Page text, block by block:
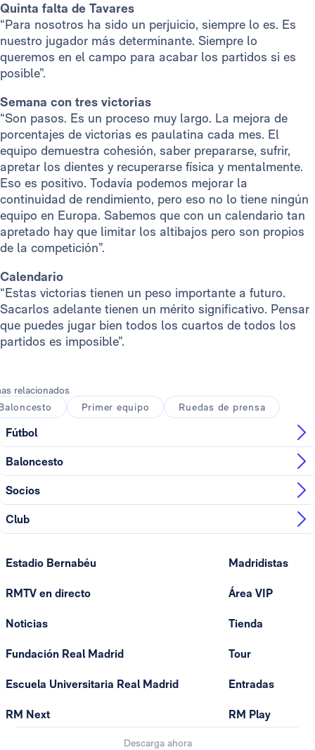
Quinta falta de Tavares
“Para nosotros ha sido un perjuicio, siempre lo es. Es
nuestro jugador más determinante. Siempre lo
queremos en el campo para acabar los partidos si es
posible”.
Semana con tres victorias
“Son pasos. Es un proceso muy largo. La mejora de
porcentajes de victorias es paulatina cada mes. El
equipo demuestra cohesión, saber prepararse, sufrir,
apretar los dientes y recuperarse física y mentalmente.
Eso es positivo. Todavía podemos mejorar la
continuidad de rendimiento, pero eso no lo tiene ningún
equipo en Europa. Sabemos que con un calendario tan
apretado hay que limitar los altibajos pero son propios
de la competición”.
Calendario
“Estas victorias tienen un peso importante a futuro.
Sacarlos adelante tienen un mérito significativo. Pensar
que puedes jugar bien todos los cuartos de todos los
partidos es imposible”.
relacionados
Primer equipo Ruedas de prensa
Fútbol
Baloncesto
Socios
Club
Estadio Bernabéu
RMTV en directo
Noticias
Fundación Real Madrid
Escuela Universitaria Real Madrid
RM Next
Madridistas
Área VIP
Tienda
Tour
Entradas
RM Play
Descarga ahora